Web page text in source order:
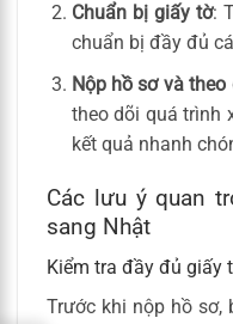
Chuẩn bị giấy tờ:
chuẩn bị đầy đủ
Nộp hồ sơ và theo
theo dõi quá trình
kết quả nhanh
Các lưu ý quan
sang Nhật
Kiểm tra đầy đủ giấy
Trước khi nộp hồ sơ,